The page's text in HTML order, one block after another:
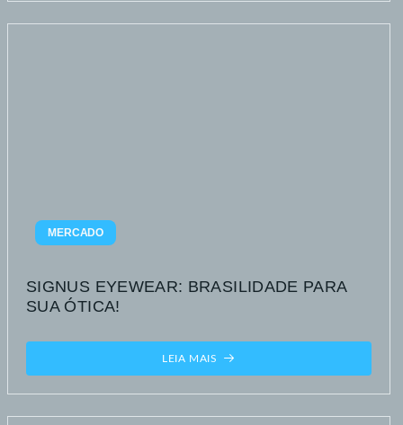
MERCADO
SIGNUS EYEWEAR: BRASILIDADE PARA
SUA ÓTICA!
LEIA MAIS